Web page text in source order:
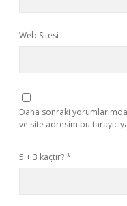
Web Sitesi
Daha sonraki
ve site adresim bu
5 + 3 kaçtır?*